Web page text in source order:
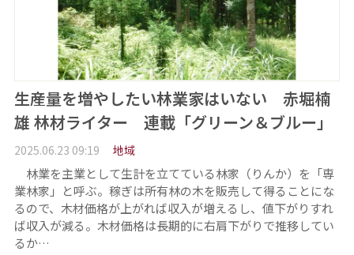
生産量を増やしたい林業家はいない 赤堀楠
雄 林材ライター 連載「グリーン＆ブルー」
2025.06.23 09:19 地域
林業を主業として生計を立てている林家（りんか）を「専
業林家」と呼ぶ。稼ぎは所有林の木を販売して得ることにな
るので、木材価格が上がれば収入が増えるし、値下がりすれ
ば収入が減る。木材価格は長期的に右肩下がりで推移してい
るか…